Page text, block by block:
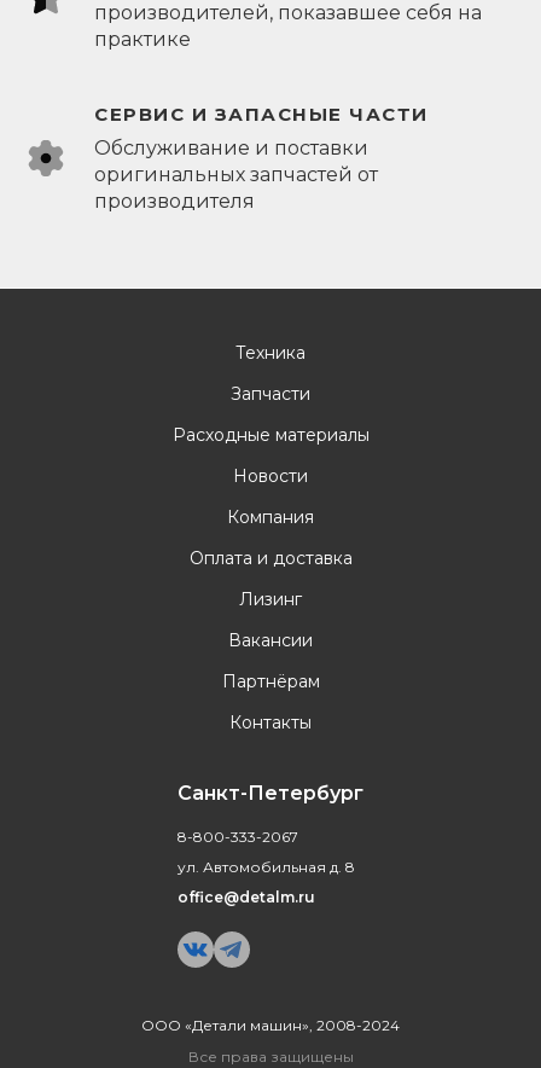
производителей, показавшее себя на
практике
СЕРВИС И ЗАПАСНЫЕ ЧАСТИ
Обслуживание и поставки
оригинальных запчастей от
производителя
ООО «Детали машин», 2008-2024
Все права защищены
Техника
Запчасти
Расходные материалы
Новости
Компания
Оплата и доставка
Лизинг
Вакансии
Партнёрам
Контакты
Санкт-Петербург
8-800-333-2067
ул. Автомобильная д. 8
office@detalm.ru